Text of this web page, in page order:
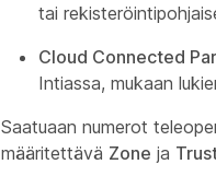
tai
Cloud Connected
Intiassa, mukaan
Saatuaan numerot
määritettävä Zone ja